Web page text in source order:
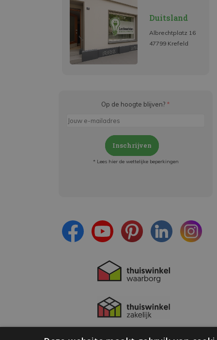
Duitsland
Albrechtplatz 16
47799 Krefeld
Op de hoogte blijven? *
Inschrijven
* Lees hier de wettelijke beperkingen